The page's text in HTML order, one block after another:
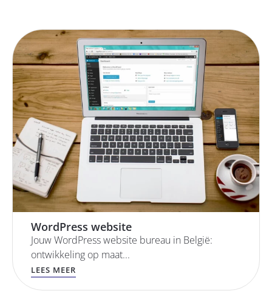
WordPress website
Jouw WordPress website bureau in België:
ontwikkeling op maat...
LEES MEER